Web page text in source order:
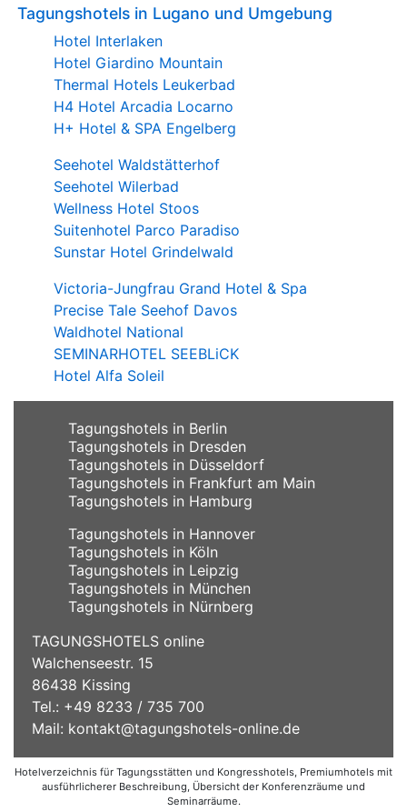
Tagungshotels in Lugano und Umgebung
Hotel Interlaken
Hotel Giardino Mountain
Thermal Hotels Leukerbad
H4 Hotel Arcadia Locarno
H+ Hotel & SPA Engelberg
Seehotel Waldstätterhof
Seehotel Wilerbad
Wellness Hotel Stoos
Suitenhotel Parco Paradiso
Sunstar Hotel Grindelwald
Victoria-Jungfrau Grand Hotel & Spa
Precise Tale Seehof Davos
Waldhotel National
SEMINARHOTEL SEEBLiCK
Hotel Alfa Soleil
Tagungshotels in Berlin
Tagungshotels in Dresden
Tagungshotels in Düsseldorf
Tagungshotels in Frankfurt am Main
Tagungshotels in Hamburg
Tagungshotels in Hannover
Tagungshotels in Köln
Tagungshotels in Leipzig
Tagungshotels in München
Tagungshotels in Nürnberg
TAGUNGSHOTELS online
Walchenseestr. 15
86438 Kissing
Tel.: +49 8233 / 735 700
Mail: kontakt@tagungshotels-online.de
Hotelverzeichnis für Tagungsstätten und Kongresshotels, Premiumhotels mit
ausführlicherer Beschreibung, Übersicht der Konferenzräume und
Seminarräume.